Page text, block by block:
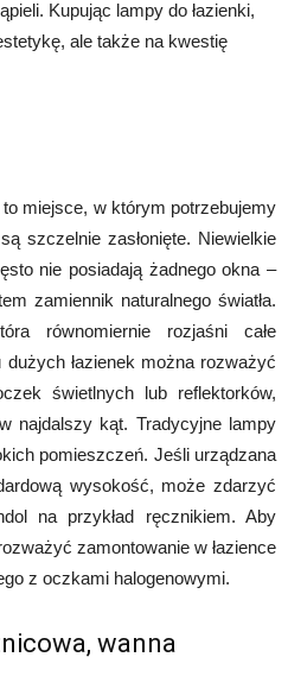
Kupując lampy do łazienki,
ale także na kwestię
to miejsce, w którym potrzebujemy
szczelnie zasłonięte. Niewielkie
nie posiadają żadnego okna –
zamiennik naturalnego światła.
równomiernie rozjaśni całe
łazienek można rozważyć
świetlnych lub reflektorków,
najdalszy kąt. Tradycyjne lampy
pomieszczeń. Jeśli urządzana
wysokość, może zdarzyć
na przykład ręcznikiem. Aby
zamontowanie w łazience
z oczkami halogenowymi.
wanna